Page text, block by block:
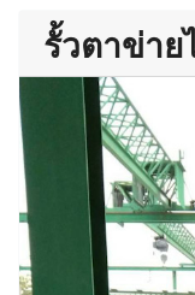
รั้วตาข่า